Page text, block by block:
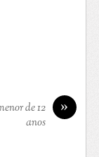
»
de 12
anos